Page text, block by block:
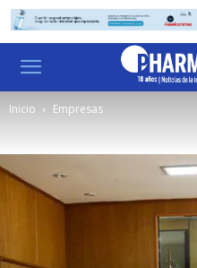
Inicio Empresas